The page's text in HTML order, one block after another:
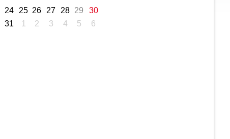
24
25 26 27 28 29
30
31
1 2 3 4 5 6